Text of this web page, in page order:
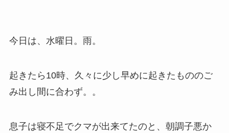
今日は、水曜日。雨。
起きたら10時、久々に少し早めに起きたもののご
み出し間に合わず。。
息子は寝不足でクマが出来てたのと、朝調子悪か